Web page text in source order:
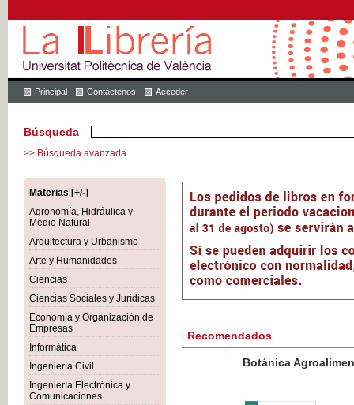
Principal Contáctenos Acceder
Búsqueda
>> Búsqueda avanzada
Materias [+/-]
Agronomía, Hidráulica y
Medio Natural
Arquitectura y Urbanismo
Arte y Humanidades
Ciencias
Ciencias Sociales y Jurídicas
Economía y Organización de
Empresas
Informática
Ingeniería Civil
Ingeniería Electrónica y
Comunicaciones
Recomendados
Botánica Agroalimentaria